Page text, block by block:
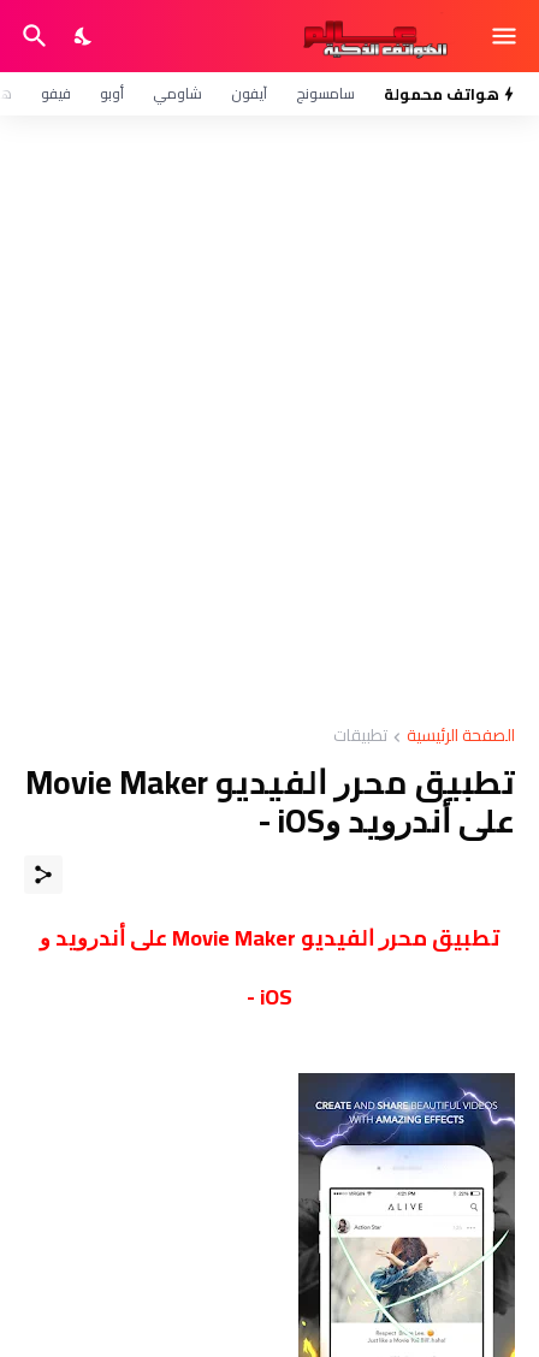
هواتف محمولة سامسونج آيفون شاومي أوبو فيفو
الصفحة الرئيسية تطبيقات
ﺗﻄﺒﻴﻖ ﻣﺤﺮﺭ ﺍﻟﻔﻴﺪﻳﻮ Movie Maker
ﻋﻠﻰ ﺃﻧﺪﺭﻭﻳﺪ ﻭiOS -
ﺗﻄﺒﻴﻖ ﻣﺤﺮﺭ ﺍﻟﻔﻴﺪﻳﻮ Movie Maker ﻋﻠﻰ ﺃﻧﺪﺭﻭﻳﺪ ﻭ
iOS -